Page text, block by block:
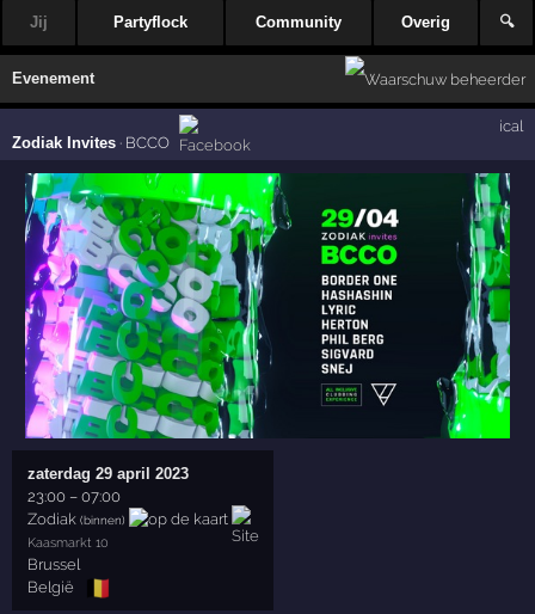
Jij Partyflock Community Overig 🔍
Evenement
Zodiak Invites · BCCO
ical
zaterdag 29 april 2023
23:00 –07:00
Zodiak (binnen)
Kaasmarkt 10
Brussel
België
🇧🇪